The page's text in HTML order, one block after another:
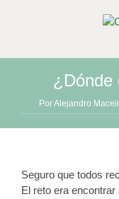
¿Dónde
PorAlejandro
Seguro que todos
El reto era